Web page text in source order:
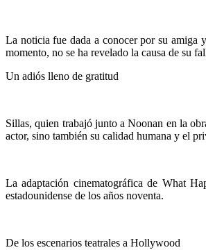
La noticia fue dada a conocer por su amiga
momento, no se ha revelado la causa de su
Un adiós lleno de gratitud
Sillas, quien trabajó junto a Noonan en la
actor, sino también su calidad humana y el
La adaptación cinematográfica de What
estadounidense de los años noventa.
De los escenarios teatrales a Hollywood